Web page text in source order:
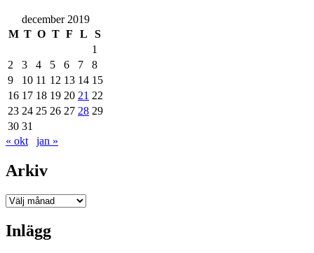
december 2019
M T O T F L
S
1
2
3 4 5 6 7
8
9
10 11 12 13 14 15
16 17 18 19 20 21 22
23 24 25 26 27 28 29
30 31
« okt
jan »
Arkiv
Arkiv
Inlägg